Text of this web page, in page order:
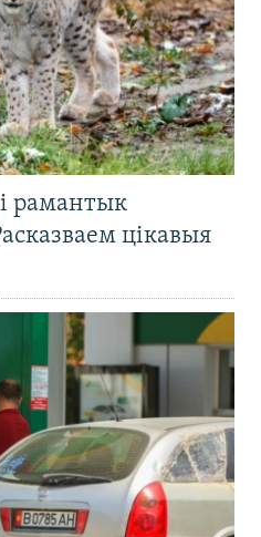
рамантык
цікавыя